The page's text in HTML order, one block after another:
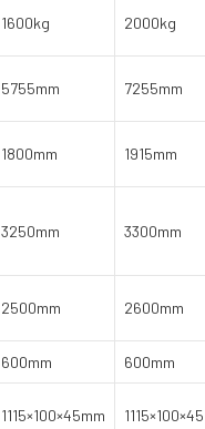
1600kg 2000kg
5755mm 7255mm
1800mm 1915mm
3250mm 3300mm
2500mm 2600mm
600mm 600mm
1115×100×45mm